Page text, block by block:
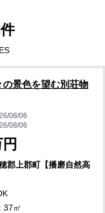
の景色を望む別荘物
08/06
08/06
郡上郡町【播磨自然高
37㎡